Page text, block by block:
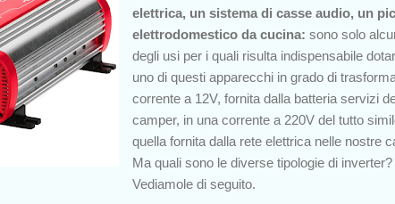
elettrica, un sistema di casse audio, un
elettrodomestico da cucina: sono solo
degli usi per i quali risulta indispensabile
uno di questi apparecchi in grado di
corrente a 12V, fornita dalla batteria servizi
camper, in una corrente a 220V del tutto
quella fornita dalla rete elettrica nelle nostre
Ma quali sono le diverse tipologie di inverter?
Vediamole di seguito.